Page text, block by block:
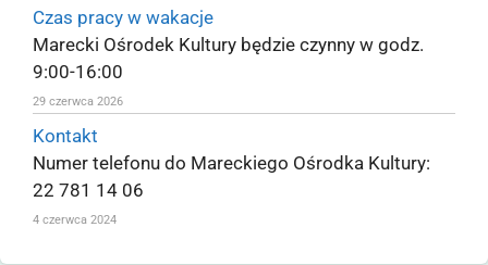
Czas pracy w wakacje
Marecki Ośrodek Kultury będzie czynny w godz.
9:00-16:00
29 czerwca 2026
Kontakt
Numer telefonu do Mareckiego Ośrodka Kultury:
22 781 14 06
4 czerwca 2024